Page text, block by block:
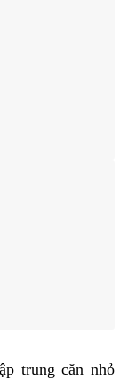
trung căn nhỏ